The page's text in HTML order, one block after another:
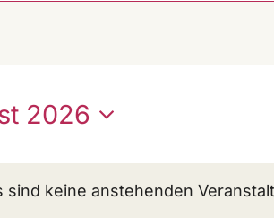
sind keine anstehenden
2026